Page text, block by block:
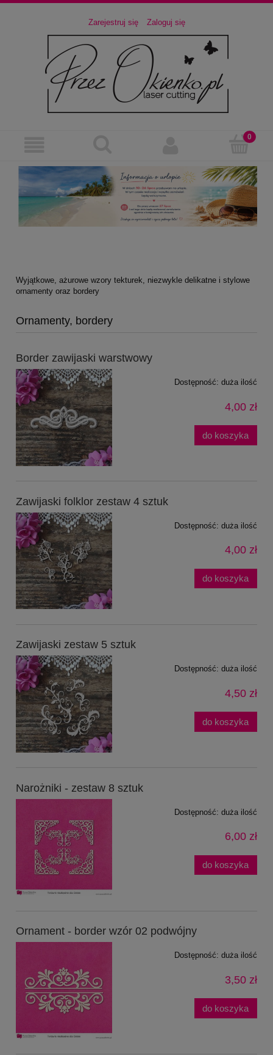
Zarejestruj się Zaloguj się
Wyjątkowe, ażurowe wzory tekturek, niezwykle delikatne i stylowe
ornamenty oraz bordery
Ornamenty, bordery
Border zawijaski warstwowy
Dostępność: duża ilość
4,00 zł
do koszyka
Zawijaski folklor zestaw 4 sztuk
Dostępność: duża ilość
4,00 zł
do koszyka
Zawijaski zestaw 5 sztuk
Dostępność: duża ilość
4,50 zł
do koszyka
Narożniki - zestaw 8 sztuk
Dostępność: duża ilość
6,00 zł
do koszyka
Ornament - border wzór 02 podwójny
Dostępność: duża ilość
3,50 zł
do koszyka